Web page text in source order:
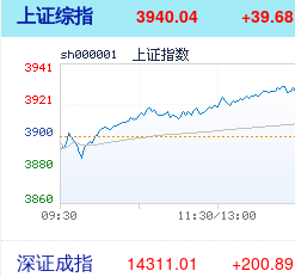
上证综指 3940.04 +39.68
深证成指 14311.01 +200.89